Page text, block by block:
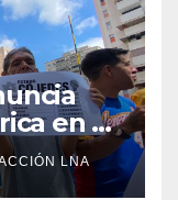
en el
LNA